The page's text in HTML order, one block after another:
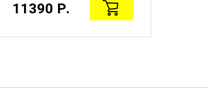
11390 Р.